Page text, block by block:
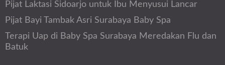
Pijat Laktasi Sidoarjo untuk Ibu Menyusui Lancar
Pijat Bayi Tambak Asri Surabaya Baby Spa
Terapi Uap di Baby Spa Surabaya Meredakan Flu dan
Batuk